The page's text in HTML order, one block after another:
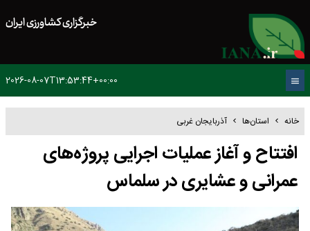
خبرگزاری کشاورزی ایران
2026-08-07T13:53:44+00:00
خانه استان‌ها آذربایجان غربی
افتتاح و آغاز عملیات اجرایی پروژه‌های
عمرانی و عشایری در سلماس